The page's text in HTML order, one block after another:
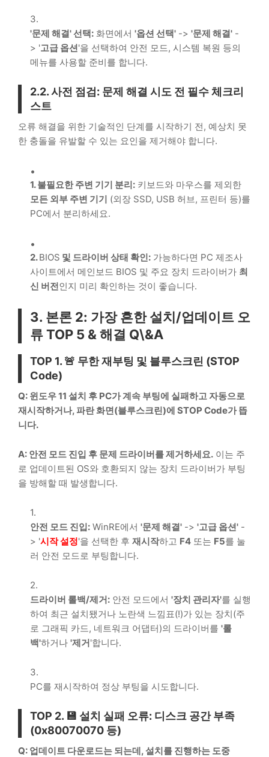
'문제 해결' 선택: 화면에서 '옵션 선택' -> '문제 해결' -
> '고급 옵션'을 선택하여 안전 모드, 시스템 복원 등의
메뉴를 사용할 준비를 합니다.
2.2. 사전 점검: 문제 해결 시도 전 필수 체크리
스트
오류 해결을 위한 기술적인 단계를 시작하기 전, 예상치 못
한 충돌을 유발할 수 있는 요인을 제거해야 합니다.
1. 불필요한 주변 기기 분리: 키보드와 마우스를 제외한
모든 외부 주변 기기 (외장 SSD, USB 허브, 프린터 등)를
PC에서 분리하세요.
2.BIOS 및 드라이버 상태 확인: 가능하다면 PC 제조사
사이트에서 메인보드 BIOS 및 주요 장치 드라이버가 최
신 버전인지 미리 확인하는 것이 좋습니다.
3. 본론 2: 가장 흔한 설치/업데이트 오
류TOP 5 & 해결 Q\&A
TOP 1. 🚨 무한 재부팅 및 블루스크린 (STOP
Code)
Q: 윈도우 11 설치 후 PC가 계속 부팅에 실패하고 자동으로
재시작하거나, 파란 화면(블루스크린)에 STOP Code가 뜹
니다.
A: 안전 모드 진입 후 문제 드라이버를 제거하세요. 이는 주
로 업데이트된 OS와 호환되지 않는 장치 드라이버가 부팅
을 방해할 때 발생합니다.
안전 모드 진입: WinRE에서 '문제 해결' -> '고급 옵션' -
> '시작 설정'을 선택한 후 재시작하고 F4 또는 F5를 눌
러 안전 모드로 부팅합니다.
드라이버 롤백/제거: 안전 모드에서 '장치 관리자'를 실행
하여 최근 설치됐거나 노란색 느낌표(!)가 있는 장치(주
로 그래픽 카드, 네트워크 어댑터)의 드라이버를 '롤
백'하거나 '제거'합니다.
PC를 재시작하여 정상 부팅을 시도합니다.
TOP 2. 💾 설치 실패 오류: 디스크 공간 부족
(0x80070070 등)
Q: 업데이트 다운로드는 되는데, 설치를 진행하는 도중